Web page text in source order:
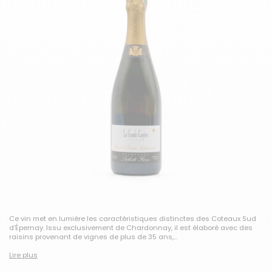
Ce vin met en lumière les caractéristiques distinctes des Coteaux Sud
d’Épernay. Issu exclusivement de Chardonnay, il est élaboré avec des
raisins provenant de vignes de plus de 35 ans,...
Lire plus